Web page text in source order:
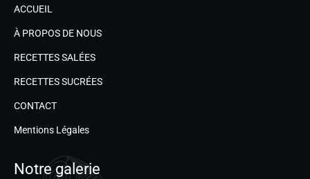
ACCUEIL
À PROPOS DE NOUS
RECETTES SALÉES
RECETTES SUCRÉES
CONTACT
Mentions Légales
Notre galerie